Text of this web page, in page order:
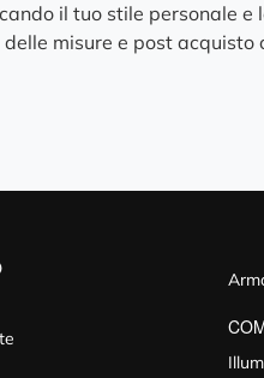
il tuo stile personale e
misure e post acquisto